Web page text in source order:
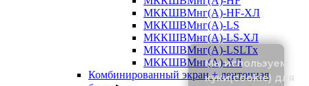
МККШВМнг(А)-HF-ХЛ
МККШВМнг(А)-LS
МККШВМнг(А)-LS-ХЛ
МККШВМнг(А)-LSLTx
МККШВМнг(А)-ХЛ
Комбинированный экран + ленточная
Мы используем
куки(cookie) для